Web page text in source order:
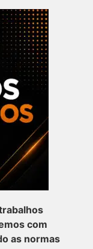
com
as normas